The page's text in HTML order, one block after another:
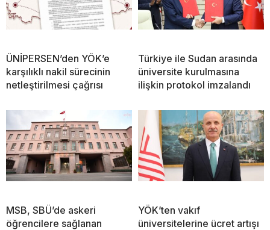
ÜNİPERSEN’den YÖK’e
karşılıklı nakil sürecinin
netleştirilmesi çağrısı
Türkiye ile Sudan arasında
üniversite kurulmasına
ilişkin protokol imzalandı
MSB, SBÜ’de askeri
öğrencilere sağlanan
YÖK’ten vakıf
üniversitelerine ücret artışı